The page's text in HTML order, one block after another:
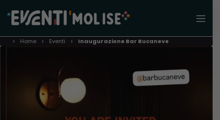
Home Eventi Inaugurazione Bar Bucaneve